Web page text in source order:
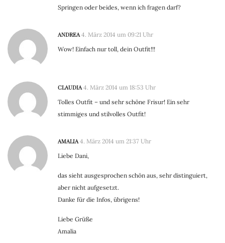
Springen oder beides, wenn ich fragen darf?
ANDREA 4. März 2014 um 09:21 Uhr
Wow! Einfach nur toll, dein Outfit!!!
CLAUDIA 4. März 2014 um 18:53 Uhr
Tolles Outfit – und sehr schöne Frisur! Ein sehr
stimmiges und stilvolles Outfit!
AMALIA 4. März 2014 um 21:37 Uhr
Liebe Dani,
das sieht ausgesprochen schön aus, sehr distinguiert,
aber nicht aufgesetzt.
Danke für die Infos, übrigens!
Liebe Grüße
Amalia